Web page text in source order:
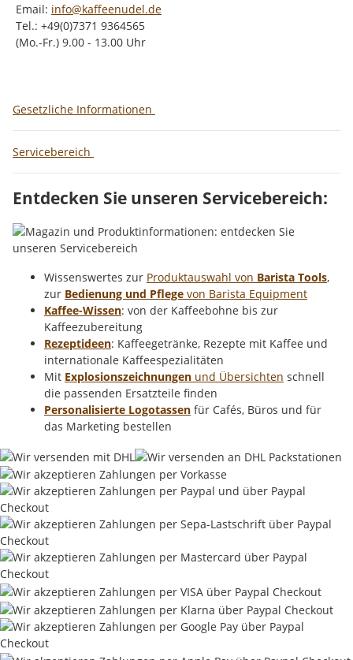
Email: info@kaffeenudel.de
Tel.: +49(0)7371 9364565
(Mo.-Fr.) 9.00 - 13.00 Uhr
Gesetzliche Informationen
Servicebereich
Entdecken Sie unseren Servicebereich:
Wissenswertes zur Produktauswahl von Barista Tools,
zur Bedienung und Pflege von Barista Equipment
Kaffee-Wissen: von der Kaffeebohne bis zur
Kaffeezubereitung
Rezeptideen: Kaffeegetränke, Rezepte mit Kaffee und
internationale Kaffeespezialitäten
Mit Explosionszeichnungen und Übersichten schnell
die passenden Ersatzteile finden
Personalisierte Logotassen für Cafés, Büros und für
das Marketing bestellen